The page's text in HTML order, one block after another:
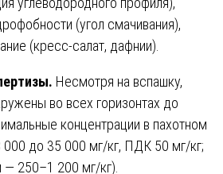
(угол смачивания),
(кресс-салат, дафнии).
Несмотря на вспашку,
во всех горизонтах до
концентрации в пахотном
до 35 000 мг/кг, ПДК 50 мг/кг;
250–1 200 мг/кг).